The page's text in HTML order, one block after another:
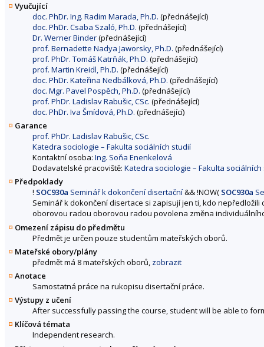
Vyučující
doc. PhDr. Ing. Radim Marada, Ph.D. (přednášející)
doc. PhDr. Csaba Szaló, Ph.D. (přednášející)
Dr. Werner Binder(přednášející)
prof. Bernadette Nadya Jaworsky, Ph.D. (přednášející)
prof. PhDr. Tomáš Katrňák, Ph.D. (přednášející)
prof. Martin Kreidl, Ph.D. (přednášející)
doc. PhDr. Kateřina Nedbálková, Ph.D. (přednášející)
doc. Mgr. Pavel Pospěch, Ph.D. (přednášející)
prof. PhDr. Ladislav Rabušic, CSc. (přednášející)
doc. PhDr. Iva Šmídová, Ph.D. (přednášející)
Garance
prof. PhDr. Ladislav Rabušic, CSc.
Katedra sociologie – Fakulta sociálních studií
Kontaktní osoba: Ing. Soňa Enenkelová
Dodavatelské pracoviště: Katedra sociologie – Fakulta
Předpoklady
! SOC930a Seminář k dokončení disertační&&!NOW( SOC930a
Seminář k dokončení disertace si zapisují jen ti, kdo
oborovou radou oborovou radou povolena změna
Omezení zápisu do předmětu
Předmět je určen pouze studentům mateřských oborů.
Mateřské obory/plány
předmět má 8 mateřských oborů, zobrazit
Anotace
Samostatná práce na rukopisu disertační práce.
Výstupy z učení
After successfully passing the course, student will be able to
Klíčová témata
Independent research.